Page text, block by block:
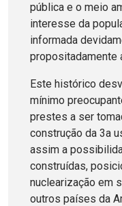
pública e o meio
interesse da
informada
propositadamente
Este histórico
mínimo
prestes a ser
construção da 3a
assim a
construídas,
nuclearização em
outros países da